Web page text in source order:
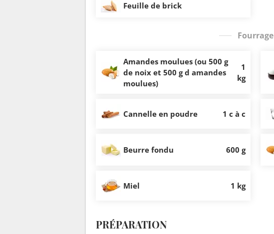
Feuille de brick
Fourrage
Amandes moulues (ou 500 g
de noix et 500 g d amandes
moulues)
1
kg
Cannelle en poudre 1 c à c
Beurre fondu 600 g
Miel 1 kg
PRÉPARATION